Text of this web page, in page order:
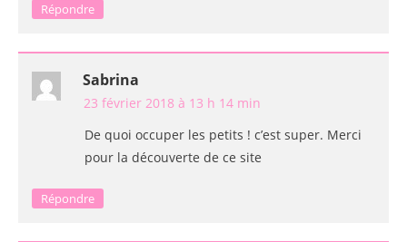
Répondre
Sabrina
23 février 2018 à 13 h 14 min
De quoi occuper les petits ! c’est super. Merci
pour la découverte de ce site
Répondre